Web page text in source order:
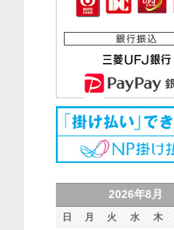
2026年8月
日 月 火 水 木